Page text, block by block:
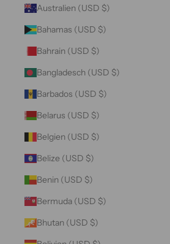
Australien (USD $)
Bahamas (USD $)
Bahrain (USD $)
Bangladesch (USD $)
Barbados (USD $)
Belarus (USD $)
Belgien (USD $)
Belize (USD $)
Benin (USD $)
Bermuda (USD $)
Bhutan (USD $)